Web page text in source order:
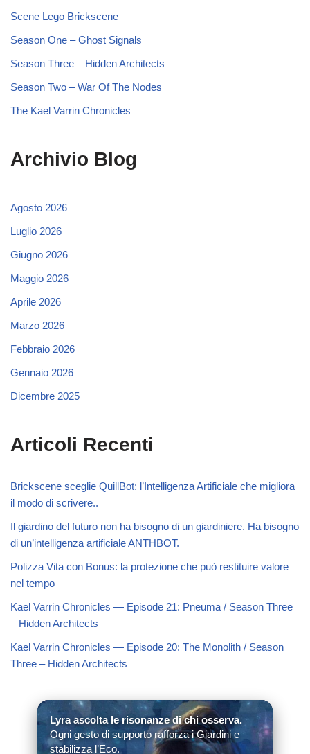
Scene Lego Brickscene
Season One – Ghost Signals
Season Three – Hidden Architects
Season Two – War Of The Nodes
The Kael Varrin Chronicles
Archivio Blog
Agosto 2026
Luglio 2026
Giugno 2026
Maggio 2026
Aprile 2026
Marzo 2026
Febbraio 2026
Gennaio 2026
Dicembre 2025
Articoli Recenti
Brickscene sceglie QuillBot: l’Intelligenza Artificiale che migliora
il modo di scrivere..
Il giardino del futuro non ha bisogno di un giardiniere. Ha bisogno
di un’intelligenza artificiale ANTHBOT.
Polizza Vita con Bonus: la protezione che può restituire valore
nel tempo
Kael Varrin Chronicles — Episode 21: Pneuma / Season Three
– Hidden Architects
Kael Varrin Chronicles — Episode 20: The Monolith / Season
Three – Hidden Architects
Lyra ascolta le risonanze di chi osserva.
Ogni gesto di supporto rafforza i Giardini e
stabilizza l’Eco.